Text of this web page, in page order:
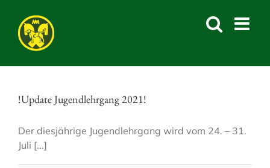
content
!Update Jugendlehrgang 2021!
Der diesjährige Jugendlehrgang wird vom 24. – 31.
Juli [...]